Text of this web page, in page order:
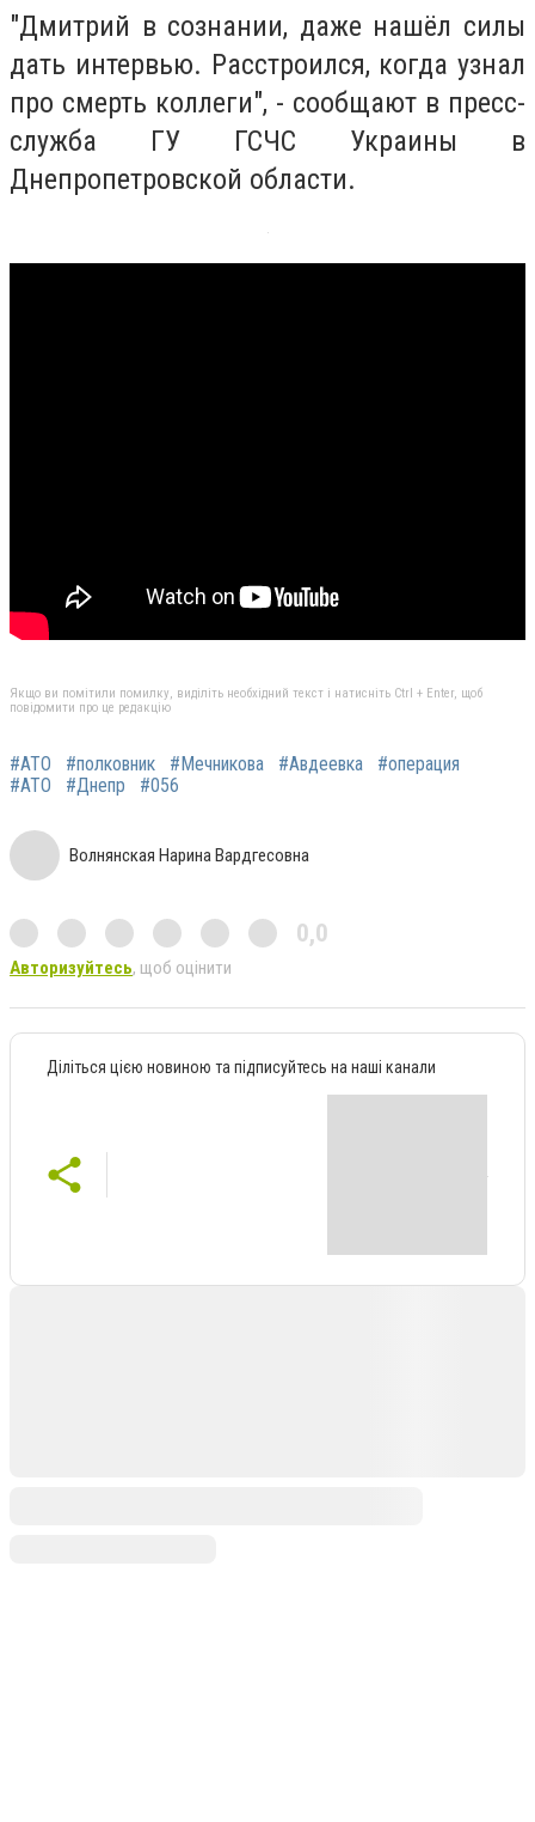
"Дмитрий в сознании, даже нашёл силы
дать интервью. Расстроился, когда узнал
про смерть коллеги", - сообщают в пресс-
служба ГУ ГСЧС Украины в
Днепропетровской области.
Якщо ви помітили помилку, виділіть необхідний текст і натисніть Ctrl + Enter, щоб
повідомити про це редакцію
#АТО #полковник #Мечникова #Авдеевка
#операция
#АТО
#Днепр #056
Волнянская Нарина Вардгесовна
0,0
Авторизуйтесь, щоб оцінити
Діліться цією новиною та підписуйтесь на наші канали